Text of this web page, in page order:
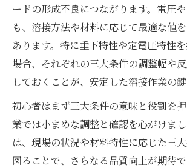
ードの形成不良につながります。電圧
も、溶接方法や材料に応じて最適な値
あります。特に垂下特性や定電圧特性
場合、それぞれの三大条件の調整幅や
しておくことが、安定した溶接作業の鍵
初心者はまず三大条件の意味と役割を
業では小まめな調整と確認を心がけま
は、現場の状況や材料特性に応じた三
図ることで、さらなる品質向上が期待で